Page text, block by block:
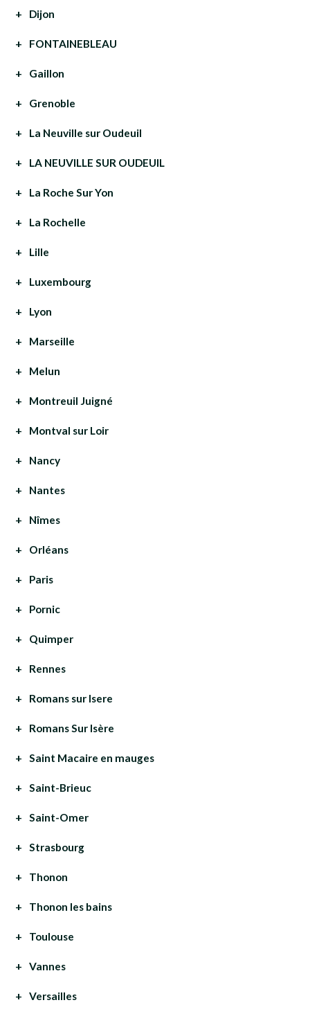
Dijon
FONTAINEBLEAU
Gaillon
Grenoble
La Neuville sur Oudeuil
LA NEUVILLE SUR OUDEUIL
La Roche Sur Yon
La Rochelle
Lille
Luxembourg
Lyon
Marseille
Melun
Montreuil Juigné
Montval sur Loir
Nancy
Nantes
Nîmes
Orléans
Paris
Pornic
Quimper
Rennes
Romans sur Isere
Romans Sur Isère
Saint Macaire en mauges
Saint-Brieuc
Saint-Omer
Strasbourg
Thonon
Thonon les bains
Toulouse
Vannes
Versailles